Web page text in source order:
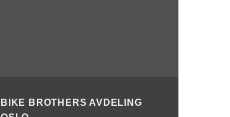
BIKE BROTHERS AVDELING